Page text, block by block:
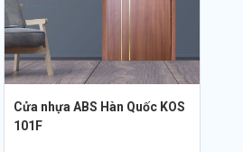
Cửa nhựa ABS Hàn Quốc KOS
101F